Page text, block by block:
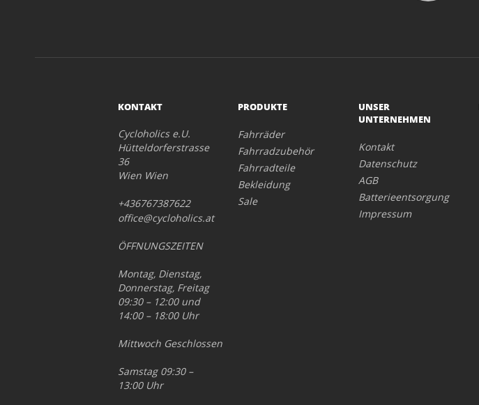
KONTAKT
Cycloholics e.U.
Hütteldorferstrasse
36
Wien Wien
+436767387622
office@cycloholics.at
ÖFFNUNGSZEITEN
Montag, Dienstag,
Donnerstag, Freitag
09:30 – 12:00 und
14:00 – 18:00 Uhr
Mittwoch Geschlossen
Samstag 09:30 –
13:00 Uhr
PRODUKTE
Fahrräder
Fahrradzubehör
Fahrradteile
Bekleidung
Sale
UNSER
UNTERNEHMEN
Kontakt
Datenschutz
AGB
Batterieentsorgung
Impressum